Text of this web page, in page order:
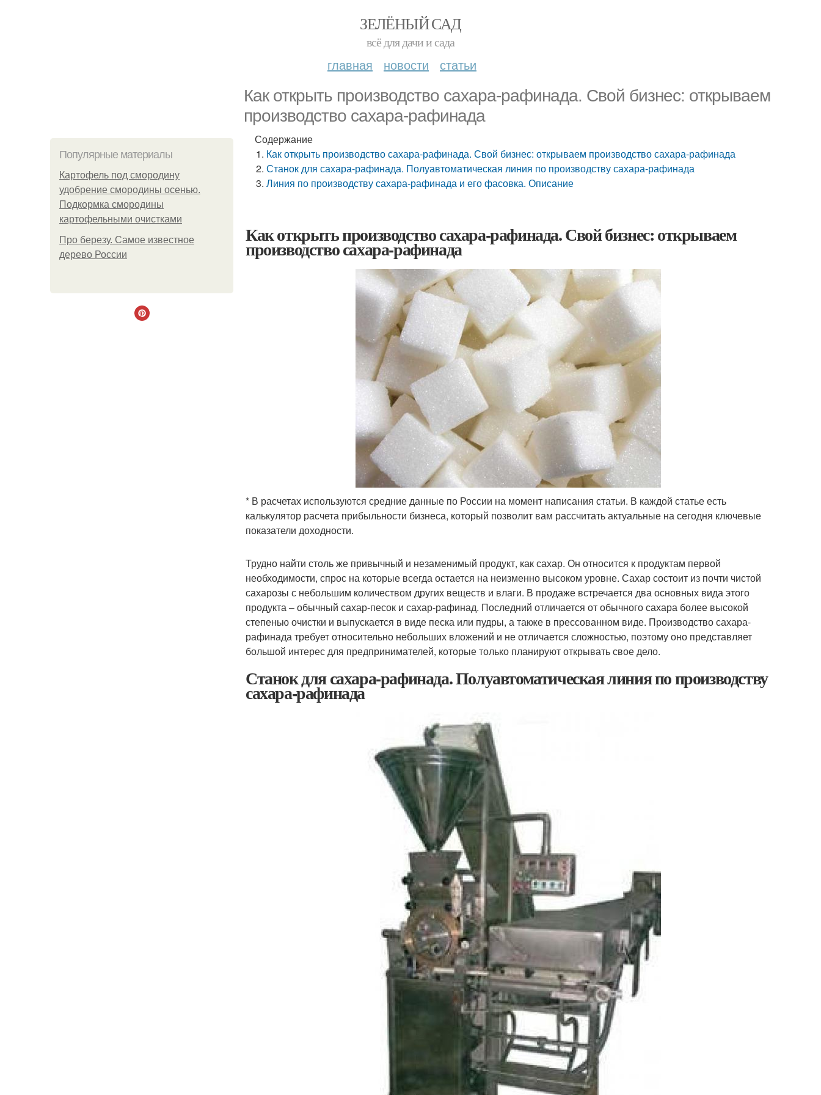
ЗЕЛЁНЫЙ САД
всё для дачи и сада
главная новости статьи
Как открыть производство сахара-рафинада. Свой бизнес: открываем
производство сахара-рафинада
Популярные материалы
Картофель под смородину
удобрение смородины осенью.
Подкормка смородины
картофельными очистками
Про березу. Самое известное
дерево России
Содержание
Как открыть производство сахара-рафинада. Свой бизнес: открываем производство сахара-рафинада
Станок для сахара-рафинада. Полуавтоматическая линия по производству сахара-рафинада
Линия по производству сахара-рафинада и его фасовка. Описание
Как открыть производство сахара-рафинада. Свой бизнес: открываем
производство сахара-рафинада
* В расчетах используются средние данные по России на момент написания статьи. В каждой статье есть
калькулятор расчета прибыльности бизнеса, который позволит вам рассчитать актуальные на сегодня ключевые
показатели доходности.
Трудно найти столь же привычный и незаменимый продукт, как сахар. Он относится к продуктам первой
необходимости, спрос на которые всегда остается на неизменно высоком уровне. Сахар состоит из почти чистой
сахарозы с небольшим количеством других веществ и влаги. В продаже встречается два основных вида этого
продукта – обычный сахар-песок и сахар-рафинад. Последний отличается от обычного сахара более высокой
степенью очистки и выпускается в виде песка или пудры, а также в прессованном виде. Производство сахара-
рафинада требует относительно небольших вложений и не отличается сложностью, поэтому оно представляет
большой интерес для предпринимателей, которые только планируют открывать свое дело.
Станок для сахара-рафинада. Полуавтоматическая линия по производству
сахара-рафинада